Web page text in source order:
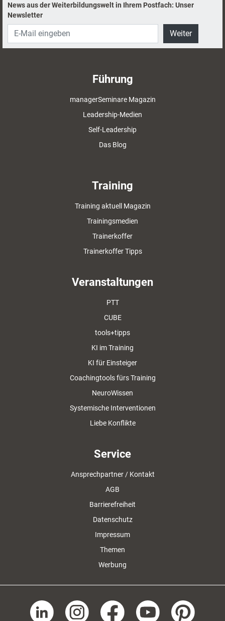
News aus der Weiterbildungswelt in Ihrem Postfach: Unser
Newsletter
Weiter
Führung
managerSeminare Magazin
Leadership-Medien
Self-Leadership
Das Blog
Training
Training aktuell Magazin
Trainingsmedien
Trainerkoffer
Trainerkoffer Tipps
Veranstaltungen
PTT
CUBE
tools+tipps
KI im Training
KI für Einsteiger
Coachingtools fürs Training
NeuroWissen
Systemische Interventionen
Liebe Konflikte
Service
Ansprechpartner / Kontakt
AGB
Barrierefreiheit
Datenschutz
Impressum
Themen
Werbung